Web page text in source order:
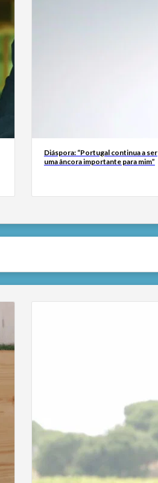
Diáspora: “Portugal continua a ser
uma âncora importante para mim”